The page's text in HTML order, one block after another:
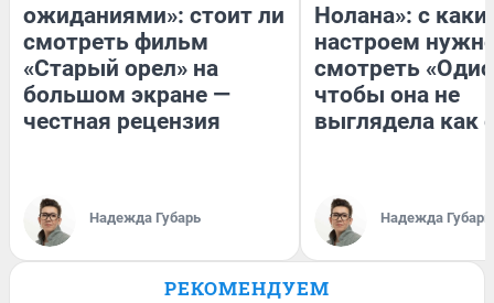
ожиданиями»: стоит ли
смотреть фильм
«Старый орел» на
большом экране —
честная рецензия
Надежда Губарь
Нолана»: с
настроем
смотреть
чтобы она не
выглядела как
Надежда Губарь
РЕКОМЕНДУЕМ